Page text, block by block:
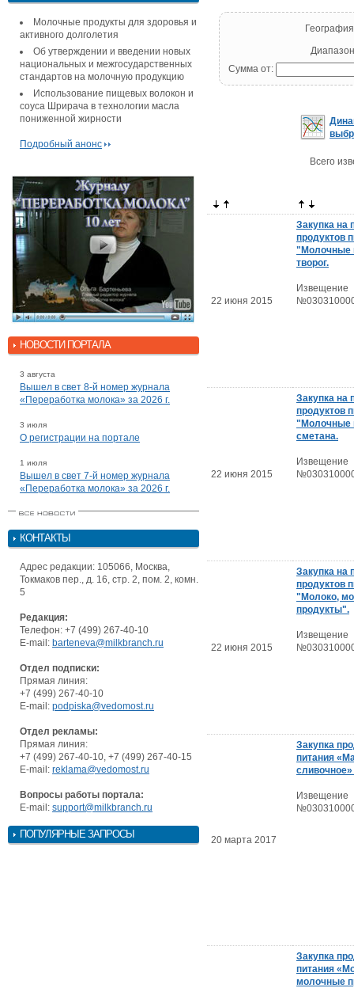
Молочные продукты для здоровья и
активного долголетия
Об утверждении и введении новых
национальных и межгосударственных
стандартов на молочную продукцию
Использование пищевых волокон и
соуса Шрирача в технологии масла
пониженной жирности
Подробный анонс
НОВОСТИ ПОРТАЛА
3 августа
Вышел в свет 8-й номер журнала
«Переработка молока» за 2026 г.
3 июля
О регистрации на портале
1 июля
Вышел в свет 7-й номер журнала
«Переработка молока» за 2026 г.
КОНТАКТЫ
Адрес редакции: 105066, Москва,
Токмаков пер., д. 16, стр. 2, пом. 2, комн.
5
Редакция:
Телефон: +7 (499) 267-40-10
E-mail: barteneva@milkbranch.ru
Отдел подписки:
Прямая линия:
+7 (499) 267-40-10
E-mail: podpiska@vedomost.ru
Отдел рекламы:
Прямая линия:
+7 (499) 267-40-10, +7 (499) 267-40-15
E-mail: reklama@vedomost.ru
Вопросы работы портала:
E-mail: support@milkbranch.ru
ПОПУЛЯРНЫЕ ЗАПРОСЫ
Сумма от:
Всего
22 июня 2015
Закупка на
продуктов
"Молочные
творог.
Извещение
22 июня 2015
Закупка на
продуктов
"Молочные
сметана.
Извещение
22 июня 2015
Закупка на
продуктов
"Молоко,
продукты".
Извещение
20 марта 2017
Закупка
питания
сливочное»
Извещение
Закупка
питания
молочные